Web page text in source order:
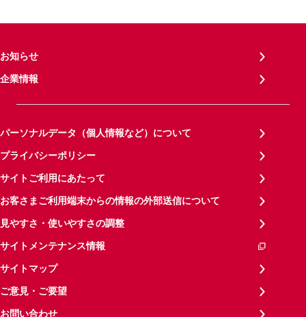
お知らせ
企業情報
パーソナルデータ（個人情報など）について
プライバシーポリシー
サイトご利用にあたって
お客さまご利用端末からの情報の外部送信について
見やすさ・使いやすさの調整
サイトメンテナンス情報
サイトマップ
ご意見・ご要望
お問い合わせ